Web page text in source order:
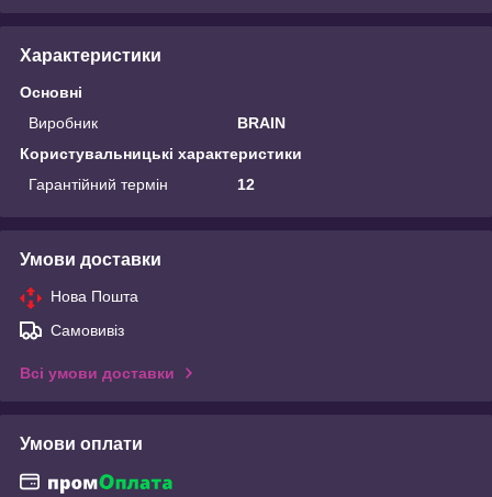
Характеристики
Основні
Виробник
BRAIN
Користувальницькі характеристики
Гарантійний термін
12
Умови доставки
Нова Пошта
Самовивіз
Всі умови доставки
Умови оплати